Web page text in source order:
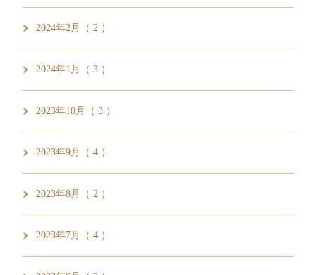
2024年2月（ 2 ）
2024年1月（ 3 ）
2023年10月（ 3 ）
2023年9月（ 4 ）
2023年8月（ 2 ）
2023年7月（ 4 ）